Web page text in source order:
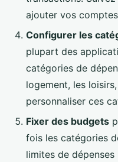
ajouter vos
Configurer les
plupart des
catégories de
logement, les
personnaliser ces
Fixer des budgets
fois les catégories
limites de